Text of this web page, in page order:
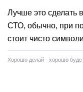
Лучше это сделать
СТО, обычно, при
стоит чисто
Хорошо делай - хорошо